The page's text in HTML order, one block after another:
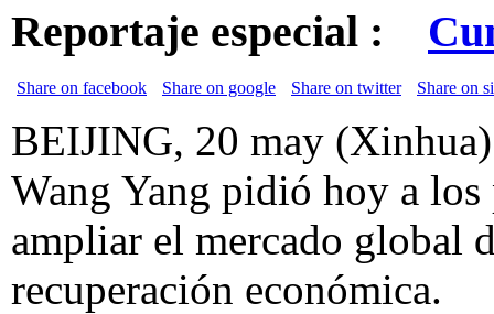
Reportaje especial :
Share on facebook Share on google Share on twitter Share on
BEIJING, 20 may
Wang Yang pidió hoy a
ampliar el mercado global
recuperación económica.